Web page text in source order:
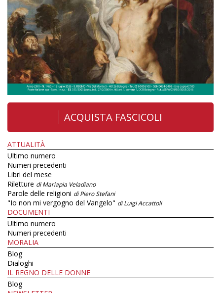
ACQUISTA FASCICOLI
ATTUALITÀ
Ultimo numero
Numeri precedenti
Libri del mese
Riletture di Mariapia Veladiano
Parole delle religioni di Piero Stefani
"Io non mi vergogno del Vangelo" di Luigi Accattoli
DOCUMENTI
Ultimo numero
Numeri precedenti
MORALIA
Blog
Dialoghi
IL REGNO DELLE DONNE
Blog